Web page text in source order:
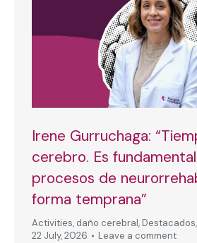
Irene Gurruchaga:
cerebro. Es
procesos de
forma temprana”
Activities, daño cerebral, Destacados,
22 July, 2026
Leave a comment